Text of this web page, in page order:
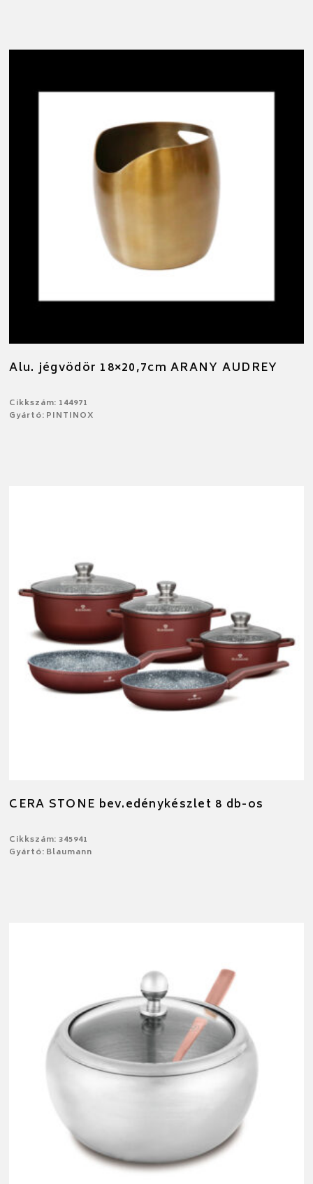
Alu. jégvödör 18×20,7cm ARANY AUDREY
Cikkszám: 144971
Gyártó: PINTINOX
CERA STONE bev.edénykészlet 8 db-os
Cikkszám: 345941
Gyártó: Blaumann